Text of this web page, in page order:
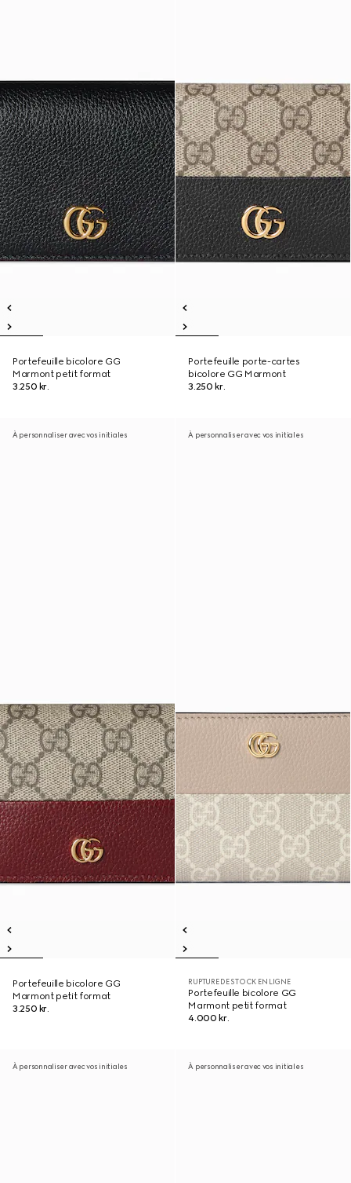
Portefeuille bicolore GG
Marmont petit format
3.250 kr.
Portefeuille porte-cartes
bicolore GG Marmont
3.250 kr.
À personnaliser avec vos initiales
Portefeuille bicolore GG
Marmont petit format
3.250 kr.
À personnaliser avec vos initiales
RUPTURE DE STOCK EN LIGNE
Portefeuille bicolore GG
Marmont petit format
4.000 kr.
À personnaliser avec vos initiales À personnaliser avec vos initiales